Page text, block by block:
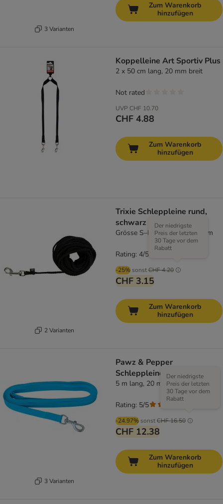
3 Varianten
Zum Warenkorb
hinzufügen
Koppelleine Art Sportiv Plus
2 x 50 cm lang, 20 mm breit
UVP CHF 10.70
CHF 4.88
Not rated
Zum Warenkorb
hinzufügen
2 Varianten
Trixie Schleppleine rund,
schwarz
Grösse S–M: 5 m lang, Ø 5 mm
-25% sonstCHF 4.20
Der niedrigste
Preis der letzten
30 Tage vor dem
Rabatt
CHF 3.15
Rating: 4/5
Zum Warenkorb
hinzufügen
3 Varianten
Pawz & Pepper
Schleppleine Strong, blau
5 m lang, 20 mm breit
-24.97% sonstCHF 16.50
Der niedrigste
Preis der letzten
30 Tage vor dem
Rabatt
CHF 12.38
Rating: 5/5
Zum Warenkorb
hinzufügen